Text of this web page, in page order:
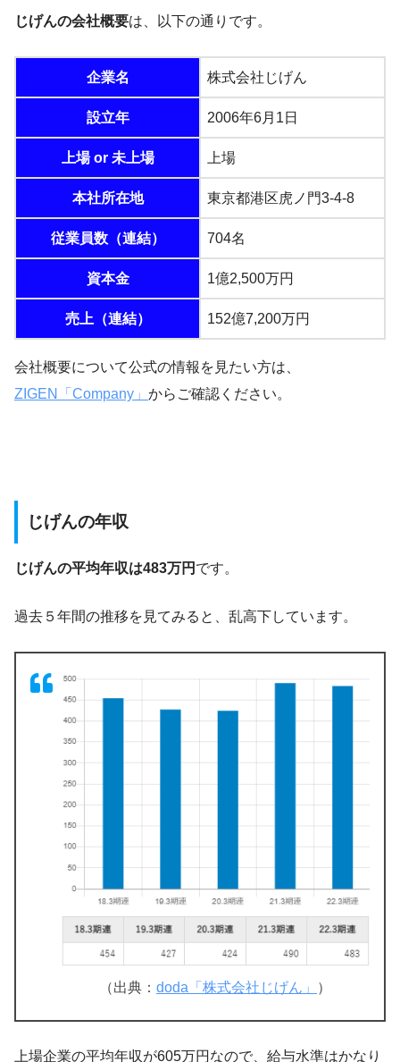
じげんの会社概要は、以下の通りです。
企業名 株式会社じげん
設立年 2006年6月1日
上場 or 未上場 上場
本社所在地 東京都港区虎ノ門3-4-8
従業員数（連結） 704名
資本金 1億2,500万円
売上（連結） 152億7,200万円
会社概要について公式の情報を見たい方は、
ZIGEN「Company」 からご確認ください。
じげんの年収
じげんの平均年収は483万円 です。
過去５年間の推移を見てみると、乱高下しています。
（出典： doda「株式会社じげん」 ）
上場企業の平均年収が605万円なので、給与水準はかなり